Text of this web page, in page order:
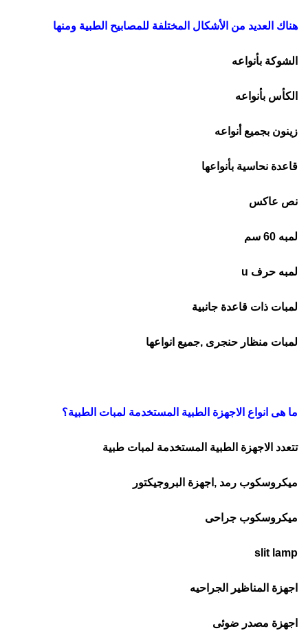
هناك العديد من الأشكال المختلفة للمصابيح الطبية ومنها
الشوكة بأنواعه
الكأس بأنواعه
زينون بجميع أنواعه
قاعدة نحاسية بأنواعها
نص عاكس
لمبه 60 سم
لمبه حرف u
لمبات ذات قاعدة جانبية
لمبات منظار حنجرى ,جميع انواعها
ما هى انواع الاجهزة الطبية المستخدمة لمبات الطبية؟
تتعدد الاجهزة الطبية المستخدمة لمبات طبية
ميكروسكوب رمد ,اجهزة البروجيكتور
ميكروسكوب جراحى
slit lamp
اجهزة المناظير الجراحيه
اجهزة مصدر ضوئى